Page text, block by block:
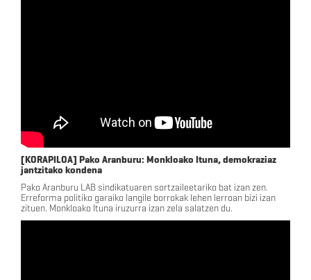
[KORAPILOA] Pako Aranburu: Monkloako Ituna, demokraziaz
jantzitako kondena
Pako Aranburu LAB sindikatuaren sortzaileetariko bat izan zen.
Erreforma politiko garaiko langile borrokak lehen lerroan bizi izan
zituen. Monkloako Ituna iruzurra izan zela salatzen du.